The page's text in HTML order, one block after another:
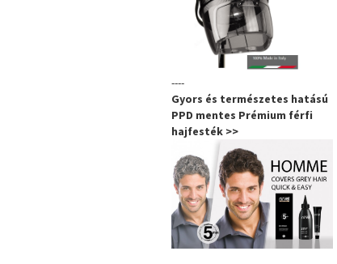
----
Gyors és természetes hatású
PPD mentes Prémium férfi
hajfesték >>